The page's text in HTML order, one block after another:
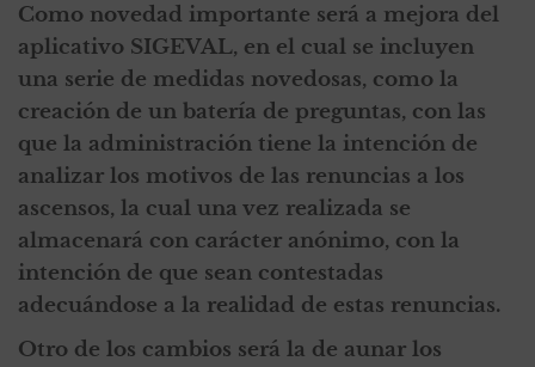
Como novedad importante será a mejora del
aplicativo SIGEVAL, en el cual se incluyen
una serie de medidas novedosas, como la
creación de un batería de preguntas, con las
que la administración tiene la intención de
analizar los motivos de las renuncias a los
ascensos, la cual una vez realizada se
almacenará con carácter anónimo, con la
intención de que sean contestadas
adecuándose a la realidad de estas renuncias.
Otro de los cambios será la de aunar los